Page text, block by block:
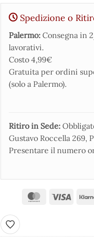
Spedizione o
Palermo: Consegna in
lavorativi.
Costo 4,99€
Gratuita per ordini
(solo a Palermo).
Ritiro in Sede:
Gustavo Roccella 269,
Presentare il numero
Aggiungi ai preferiti